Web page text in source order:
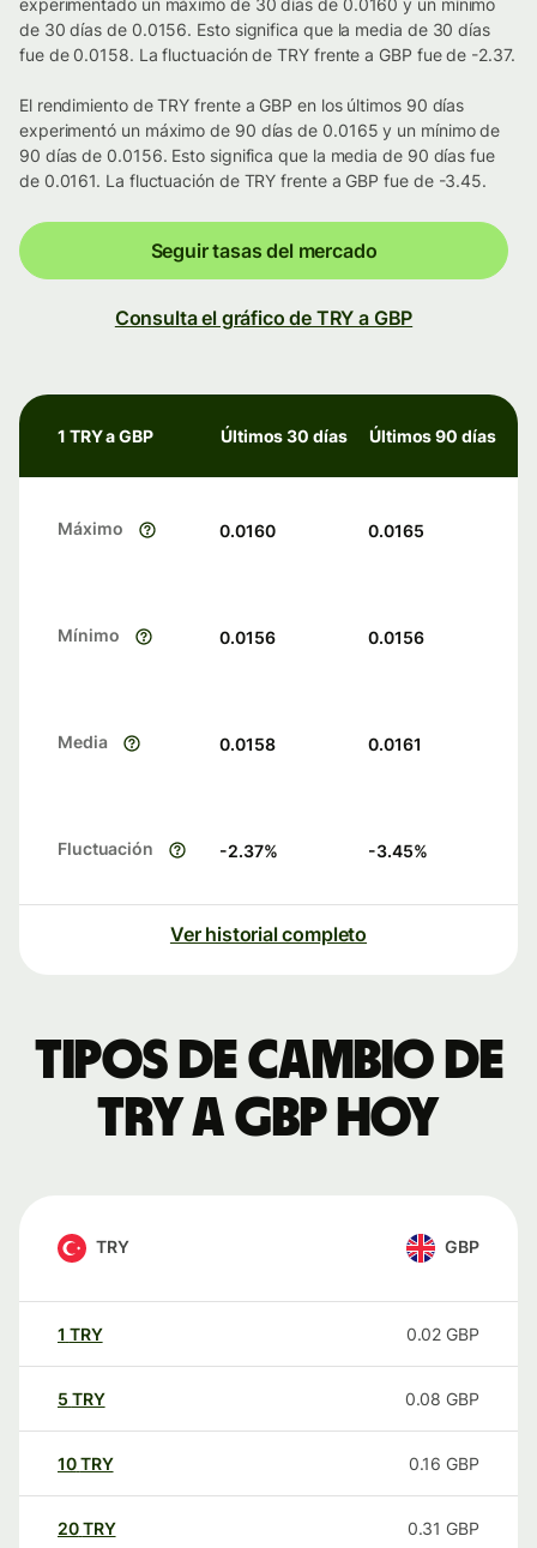
experimentado un máximo de 30 días de 0.0160 y un mínimo
de 30 días de 0.0156. Esto significa que la media de 30 días
fue de 0.0158. La fluctuación de TRY frente a GBP fue de -2.37.
El rendimiento de TRY frente a GBP en los últimos 90 días
experimentó un máximo de 90 días de 0.0165 y un mínimo de
90 días de 0.0156. Esto significa que la media de 90 días fue
de 0.0161. La fluctuación de TRY frente a GBP fue de -3.45.
Seguir tasas del mercado
Consulta el gráfico de TRY a GBP
1 TRY a GBP Últimos 30 días Últimos 90 días
Máximo 0.0160 0.0165
Mínimo 0.0156 0.0156
Media 0.0158 0.0161
Fluctuación -2.37% -3.45%
Ver historial completo
Tipos de cambio de
TRY a GBP hoy
TRY GBP
1 TRY 0.02 GBP
5 TRY 0.08 GBP
10TRY 0.16 GBP
20TRY 0.31 GBP